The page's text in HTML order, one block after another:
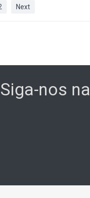
Next
Siga-nos